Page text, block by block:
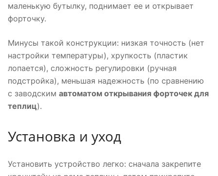
маленькую бутылку, поднимает ее и открывает
форточку.
Минусы такой конструкции: низкая точность (нет
настройки температуры), хрупкость (пластик
лопается), сложность регулировки (ручная
подстройка), меньшая надежность (по сравнению
с заводским автоматом открывания форточек для
теплиц).
Установка и уход
Установить устройство легко: сначала закрепите